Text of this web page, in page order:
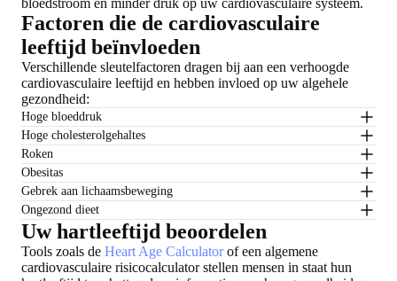
Factoren die de cardiovasculaire
leeftijd beïnvloeden
Verschillende sleutelfactoren dragen bij aan een verhoogde
cardiovasculaire leeftijd en hebben invloed op uw algehele
gezondheid:
Hoge bloeddruk
Hoge cholesterolgehaltes
Roken
Obesitas
Gebrek aan lichaamsbeweging
Ongezond dieet
Uw hartleeftijd beoordelen
Tools zoals de Heart Age Calculatorof een algemene
cardiovasculaire risicocalculator stellen mensen in staat hun